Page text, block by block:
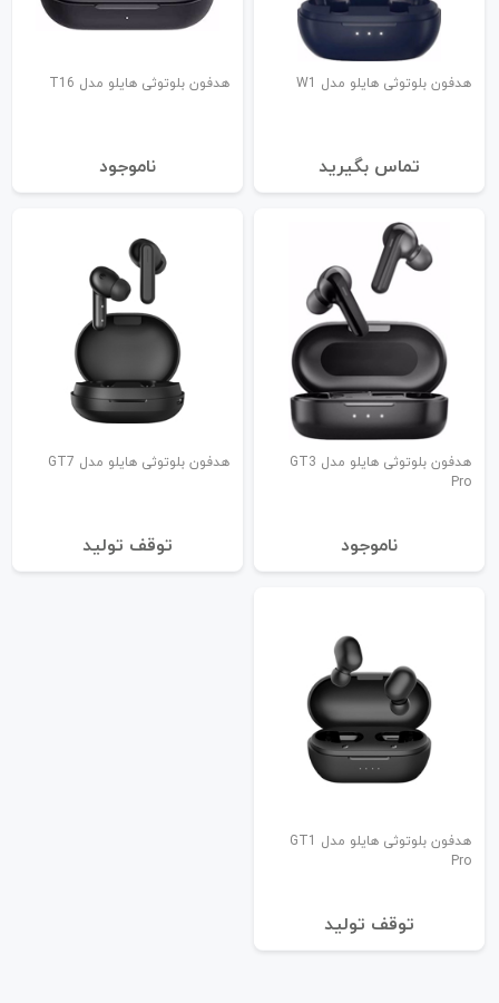
هدفون بلوتوثی هایلو مدل W1
تماس بگیرید
هدفون بلوتوثی هایلو مدل T16
نا‌موجود
هدفون بلوتوثی هایلو مدل GT3
Pro
نا‌موجود
هدفون بلوتوثی هایلو مدل GT7
توقف تولید
هدفون بلوتوثی هایلو مدل GT1
Pro
توقف تولید